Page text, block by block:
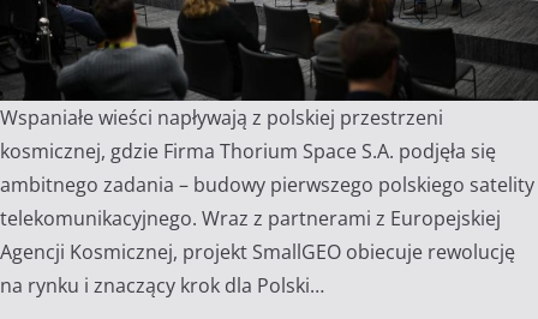
Wspaniałe wieści napływają z polskiej przestrzeni
kosmicznej, gdzie Firma Thorium Space S.A. podjęła się
ambitnego zadania – budowy pierwszego polskiego satelity
telekomunikacyjnego. Wraz z partnerami z Europejskiej
Agencji Kosmicznej, projekt SmallGEO obiecuje rewolucję
na rynku i znaczący krok dla Polski…